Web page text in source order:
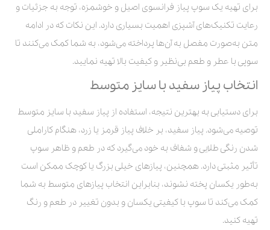
برای تهیه یک سوپ پیاز فرانسوی اصیل و خوشمزه، توجه به جزئیات و
رعایت تکنیک‌های آشپزی اهمیت بسیاری دارد. این نکات که در ادامه
متن به‌صورت مفصل به آن‌ها پرداخته می‌شود، به شما کمک می‌کنند تا
سوپی با عطر و طعم بی‌نظیر و کیفیت بالا تهیه نمایید.
انتخاب پیاز سفید با سایز متوسط
برای دستیابی به بهترین نتیجه، استفاده از پیاز سفید با سایز متوسط
توصیه می‌شود. پیاز سفید، بر خلاف پیاز قرمز یا زرد، هنگام کاراملی
شدن رنگی طلایی و شفاف به خود می‌گیرد که در طعم و ظاهر سوپ
تأثیر مثبتی دارد. همچنین، پیازهای خیلی بزرگ یا کوچک ممکن است
به‌طور یکسان پخته نشوند، بنابراین انتخاب پیازهای متوسط به شما
کمک می‌کند تا سوپ با کیفیتی یکسان و بدون تغییر در طعم و رنگ
تهیه کنید.